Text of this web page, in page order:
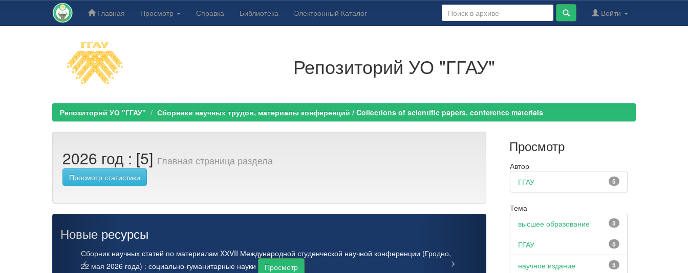
Главная Просмотр Справка Библиотека Электронный Каталог Войти
Репозиторий УО "ГГАУ"
Репозиторий УО "ГГАУ" Сборники научных трудов, материалы конференций / Collections of scientific papers, conference materials
2026 год : [5] Главная страница раздела
Просмотр статистики
Новые ресурсы
Сборник научных статей по материалам XХVII Международной студенческой научной конференции (Гродно,
22 мая 2026 года) : социально-гуманитарные науки
Просмотр
Просмотр
Автор
5
ГГАУ
Тема
5
высшее образование
5
ГГАУ
5
научное издание